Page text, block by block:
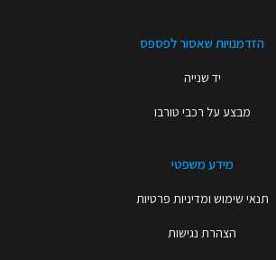
הזדמנויות שאסור לפספס
יד שנייה
מבצע על רכבי טורבו
מידע משפטי
תנאי שימוש ומדיניות פרטיות
הצהרת נגישות